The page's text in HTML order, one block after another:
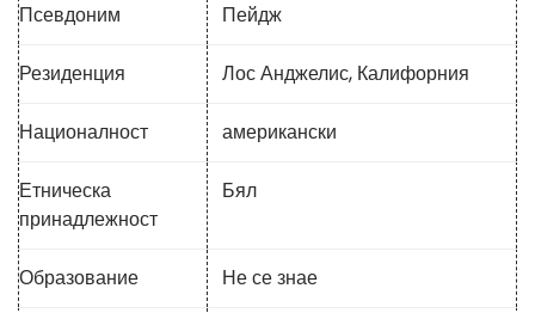
Псевдоним Пейдж
Резиденция Лос Анджелис, Калифорния
Националност американски
Етническа
принадлежност
Бял
Образование Не се знае